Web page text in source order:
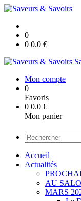
0
0 0.0 €
Mon compte
0
Favoris
0 0.0 €
Mon panier
Accueil
Actualités
AU
MARS